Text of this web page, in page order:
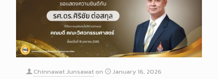
Chinnawat Junsawat on
January 16, 2026